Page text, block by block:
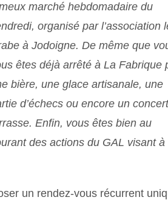
marché hebdomadaire du
organisé par l’association
à Jodoigne. De même que
êtes déjà arrêté à La Fabrique
bière, une glace artisanale, une
d’échecs ou encore un
Enfin, vous êtes bien au
des actions du GAL visant à
un rendez-vous récurrent